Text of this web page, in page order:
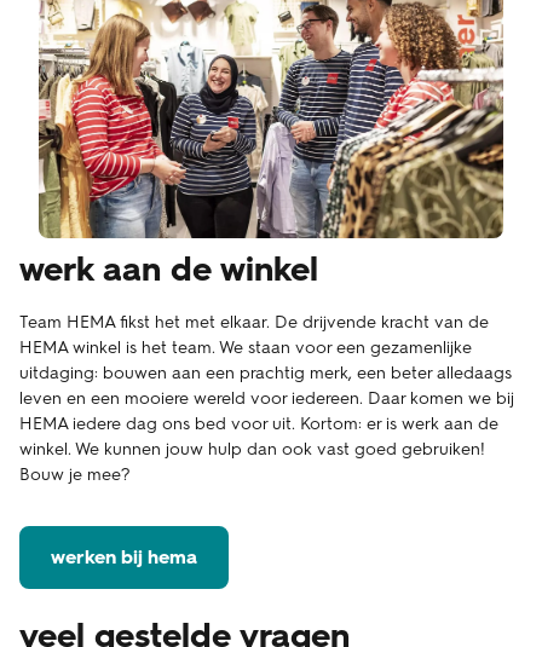
werk aan de winkel
Team HEMA fikst het met elkaar. De drijvende kracht van de
HEMA winkel is het team. We staan voor een gezamenlijke
uitdaging: bouwen aan een prachtig merk, een beter alledaags
leven en een mooiere wereld voor iedereen. Daar komen we bij
HEMA iedere dag ons bed voor uit. Kortom: er is werk aan de
winkel. We kunnen jouw hulp dan ook vast goed gebruiken!
Bouw je mee?
werken bij hema
veel gestelde vragen